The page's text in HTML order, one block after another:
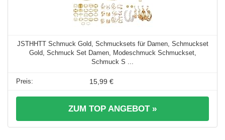
JSTHHTT Schmuck Gold, Schmucksets für Damen, Schmuckset
Gold, Schmuck Set Damen, Modeschmuck Schmuckset,
Schmuck S ...
15,99 €
ZUM TOP ANGEBOT »